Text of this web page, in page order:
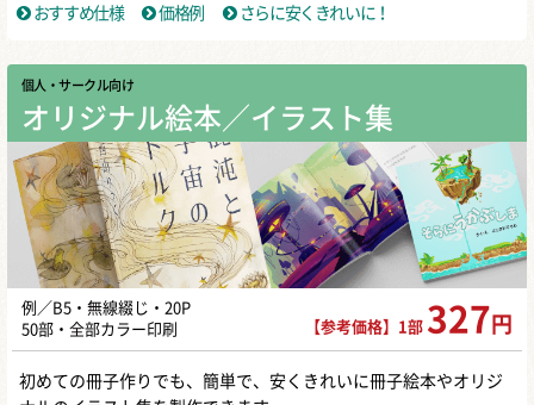
おすすめ仕様
価格例 さらに安くきれいに！
個人・サークル向け
オリジナル絵本／イラスト集
例／B5・無線綴じ・20P
50部・全部カラー印刷
【参考価格】1部 327 円
初めての冊子作りでも、簡単で、安くきれいに冊子絵本やオリジ